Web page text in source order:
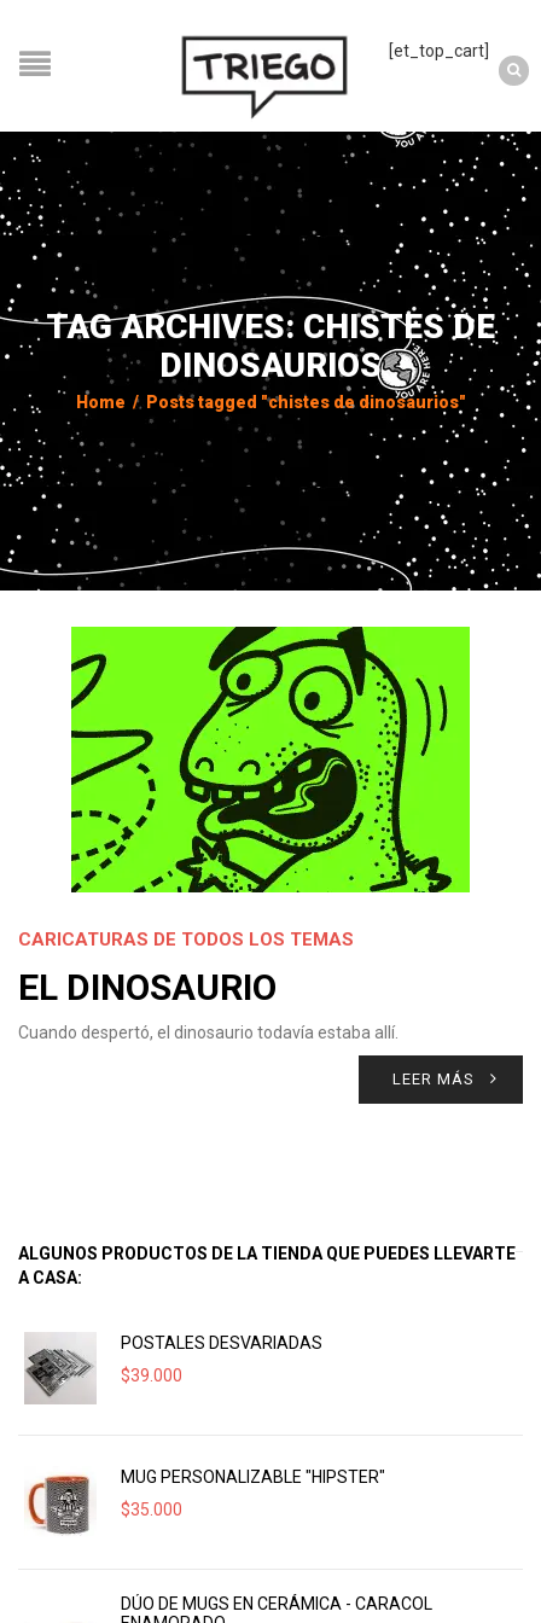
[et_top_cart]
TAG ARCHIVES: CHISTES DE
DINOSAURIOS
Home / Posts tagged "chistes de dinosaurios"
CARICATURAS DE TODOS LOS TEMAS
EL DINOSAURIO
Cuando despertó, el dinosaurio todavía estaba allí.
LEER MÁS
ALGUNOS PRODUCTOS DE LA TIENDA QUE PUEDES LLEVARTE
A CASA:
POSTALES DESVARIADAS
$39.000
MUG PERSONALIZABLE "HIPSTER"
$35.000
DÚO DE MUGS EN CERÁMICA - CARACOL